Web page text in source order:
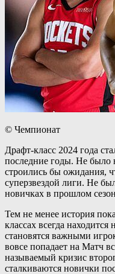
© Чемпионат
Драфт-класс 2024 года
последние годы. Не было
строились бы ожидания,
суперзвездой лиги. Не
новичках в прошлом
Тем не менее история
классах всегда
становятся важными
вовсе попадает на Матч
называемый кризис
сталкиваются новички